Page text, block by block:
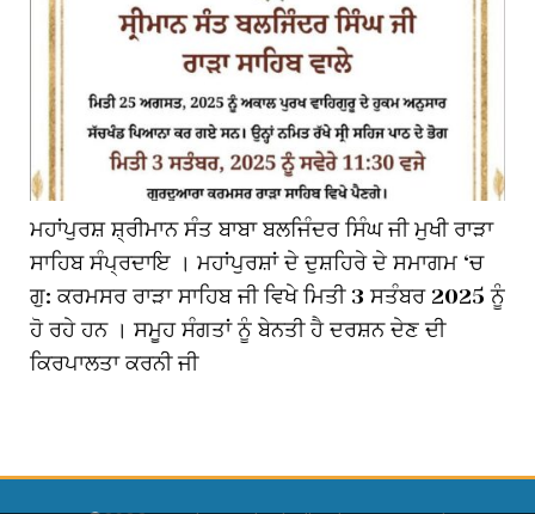
ਮਹਾਂਪੁਰਸ਼ ਸ਼੍ਰੀਮਾਨ ਸੰਤ ਬਾਬਾ ਬਲਜਿੰਦਰ ਸਿੰਘ ਜੀ ਮੁਖੀ ਰਾੜਾ
ਸਾਹਿਬ ਸੰਪ੍ਰਦਾਇ । ਮਹਾਂਪੁਰਸ਼ਾਂ ਦੇ ਦੁਸ਼ਹਿਰੇ ਦੇ ਸਮਾਗਮ ‘ਚ
ਗੁ: ਕਰਮਸਰ ਰਾੜਾ ਸਾਹਿਬ ਜੀ ਵਿਖੇ ਮਿਤੀ 3 ਸਤੰਬਰ 2025 ਨੂੰ
ਹੋ ਰਹੇ ਹਨ । ਸਮੂਹ ਸੰਗਤਾਂ ਨੂੰ ਬੇਨਤੀ ਹੈ ਦਰਸ਼ਨ ਦੇਣ ਦੀ
ਕਿਰਪਾਲਤਾ ਕਰਨੀ ਜੀ